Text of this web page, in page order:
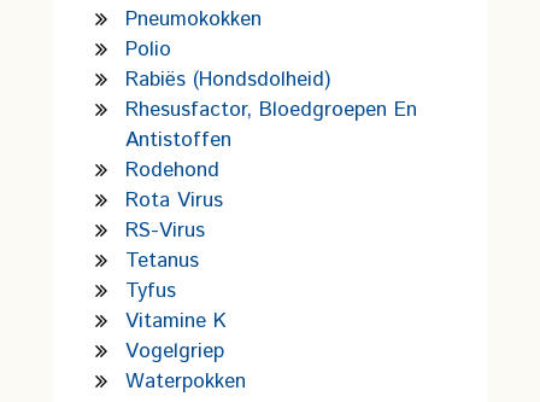
Pneumokokken
Polio
Rabiës (hondsdolheid)
Rhesusfactor, Bloedgroepen En
Antistoffen
Rodehond
Rota Virus
RS-Virus
Tetanus
Tyfus
Vitamine K
Vogelgriep
Waterpokken